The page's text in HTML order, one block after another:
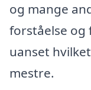
og mange
forståelse
uanset
mestre.